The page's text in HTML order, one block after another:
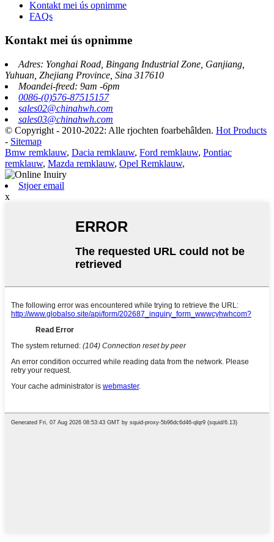
Kontakt mei ús opnimme
FAQs
Kontakt mei ús opnimme
Adres: Yonghai Road, Bingang Industrial Zone, Ganjiang,
Yuhuan, Zhejiang Province, Sina 317610
Moandei-freed: 9am -6pm
0086-(0)576-87515157
sales02@chinahwh.com
sales03@chinahwh.com
© Copyright - 2010-2022: Alle rjochten foarbehâlden. Hot Products
- Sitemap
Bmw remklauw, Dacia remklauw, Ford remklauw, Pontiac
remklauw, Mazda remklauw, Opel Remklauw,
Stjoer email
x